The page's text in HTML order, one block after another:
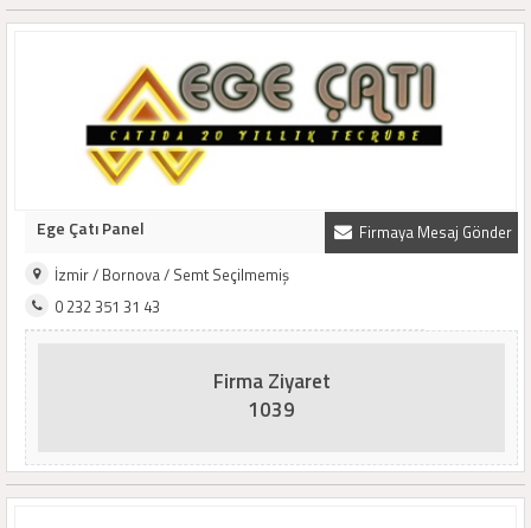
Firmaya Mesaj Gönder
Ege Çatı Panel
İzmir / Bornova / Semt Seçilmemiş
0 232 351 31 43
Firma Ziyaret
1039